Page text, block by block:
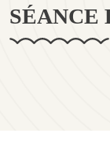
SÉANCE